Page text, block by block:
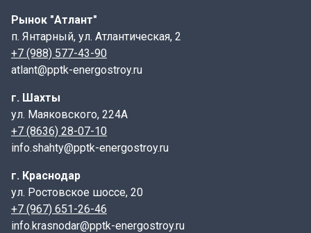
Рынок "Атлант"
п. Янтарный, ул. Атлантическая, 2
+7 (988) 577-43-90
atlant@pptk-energostroy.ru
г. Шахты
ул. Маяковского, 224А
+7 (8636) 28-07-10
info.shahty@pptk-energostroy.ru
г. Краснодар
ул. Ростовское шоссе, 20
+7 (967) 651-26-46
info.krasnodar@pptk-energostroy.ru